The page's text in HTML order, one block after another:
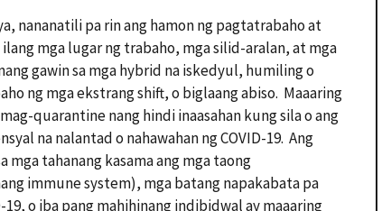
nananatili pa rin ang hamon ng pagtatrabaho at
ilang mga lugar ng trabaho, mga silid-aralan, at mga
gawin sa mga hybrid na iskedyul, humiling o
ng mga ekstrang shift, o biglaang abiso. Maaaring
quarantine nang hindi inaasahan kung sila o ang
na nalantad o nahawahan ng COVID-19. Ang
mga tahanang kasama ang mga taong
immune system), mga batang napakabata pa
19, o iba pang mahihinang indibidwal ay maaaring